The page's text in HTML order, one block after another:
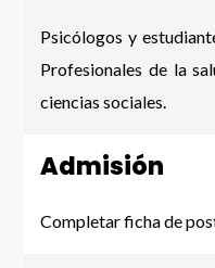
Psicólogos y
Profesionales de la
ciencias sociales.
Admisión
Completar ficha de